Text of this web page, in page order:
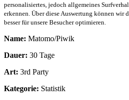
personalisiertes, jedoch allgemeines
erkennen. Über diese Auswertung können wir
besser für unsere Besucher optimieren.
Name: Matomo/Piwik
Dauer: 30 Tage
Art: 3rd Party
Kategorie: Statistik